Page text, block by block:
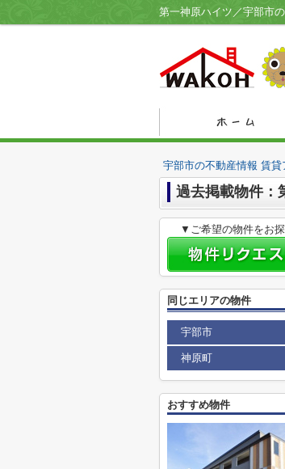
宇部市の不動産情報 賃
過去掲載物件：
▼ご希望の物件をお
同じエリアの物件
宇部市
神原町
おすすめ物件